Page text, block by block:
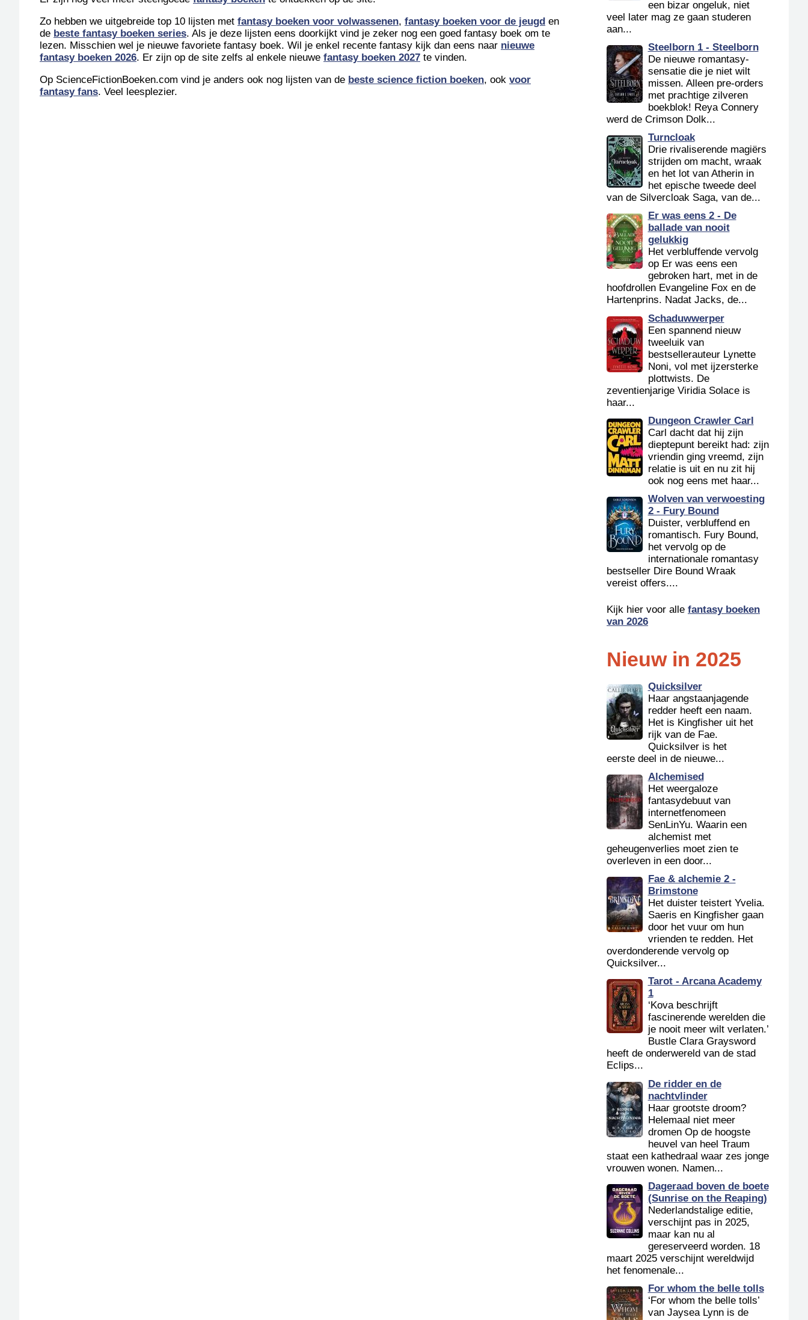
Zo hebben we uitgebreide top 10 lijsten met fantasy boeken voor volwassenen, fantasy boeken voor de jeugd en
de beste fantasy boeken series. Als je deze lijsten eens doorkijkt vind je zeker nog een goed fantasy boek om te
lezen. Misschien wel je nieuwe favoriete fantasy boek. Wil je enkel recente fantasy kijk dan eens naar nieuwe
fantasy boeken 2026. Er zijn op de site zelfs al enkele nieuwe fantasy boeken 2027 te vinden.
Op ScienceFictionBoeken.com vind je anders ook nog lijsten van de beste science fiction boeken, ook voor
fantasy fans. Veel leesplezier.
een bizar ongeluk, niet
veel later mag ze gaan studeren
aan...
Steelborn 1 - Steelborn
De nieuwe romantasy-
sensatie die je niet wilt
missen. Alleen pre-orders
met prachtige zilveren
boekblok! Reya Connery
werd de Crimson Dolk...
Turncloak
Drie rivaliserende magiërs
strijden om macht, wraak
en het lot van Atherin in
het epische tweede deel
van de Silvercloak Saga, van de...
Er was eens 2 - De
ballade van nooit
gelukkig
Het verbluffende vervolg
op Er was eens een
gebroken hart, met in de
hoofdrollen Evangeline Fox en de
Hartenprins. Nadat Jacks, de...
Schaduwwerper
Een spannend nieuw
tweeluik van
bestsellerauteur Lynette
Noni, vol met ijzersterke
plottwists. De
zeventienjarige Viridia Solace is
haar...
Dungeon Crawler Carl
Carl dacht dat hij zijn
dieptepunt bereikt had: zijn
vriendin ging vreemd, zijn
relatie is uit en nu zit hij
ook nog eens met haar...
Wolven van verwoesting
2 - Fury Bound
Duister, verbluffend en
romantisch. Fury Bound,
het vervolg op de
internationale romantasy
bestseller Dire Bound Wraak
vereist offers....
Kijk hier voor alle fantasy boeken
van 2026
Nieuw in 2025
Quicksilver
Haar angstaanjagende
redder heeft een naam.
Het is Kingfisher uit het
rijk van de Fae.
Quicksilver is het
eerste deel in de nieuwe...
Alchemised
Het weergaloze
fantasydebuut van
internetfenomeen
SenLinYu. Waarin een
alchemist met
geheugenverlies moet zien te
overleven in een door...
Fae & alchemie 2 -
Brimstone
Het duister teistert Yvelia.
Saeris en Kingfisher gaan
door het vuur om hun
vrienden te redden. Het
overdonderende vervolg op
Quicksilver...
Tarot - Arcana Academy
1
‘Kova beschrijft
fascinerende werelden die
je nooit meer wilt verlaten.’
Bustle Clara Graysword
heeft de onderwereld van de stad
Eclips...
De ridder en de
nachtvlinder
Haar grootste droom?
Helemaal niet meer
dromen Op de hoogste
heuvel van heel Traum
staat een kathedraal waar zes jonge
vrouwen wonen. Namen...
Dageraad boven de boete
(Sunrise on the Reaping)
Nederlandstalige editie,
verschijnt pas in 2025,
maar kan nu al
gereserveerd worden. 18
maart 2025 verschijnt wereldwijd
het fenomenale...
For whom the belle tolls
‘For whom the belle tolls’
van Jaysea Lynn is de